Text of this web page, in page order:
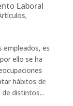
Laboral
,
empleados, es
ello se ha
hábitos de
distintos...